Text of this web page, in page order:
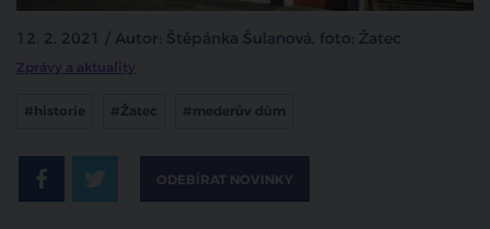
12. 2. 2021 / Autor: Štěpánka Šulanová, foto: Žatec
Zprávy a aktuality
#historie #Žatec #mederův dům
ODEBÍRAT NOVINKY